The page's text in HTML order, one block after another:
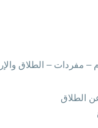
– مفردات – الطلاق
الطلاق